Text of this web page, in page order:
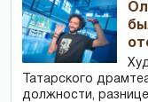
Татарского
должности,